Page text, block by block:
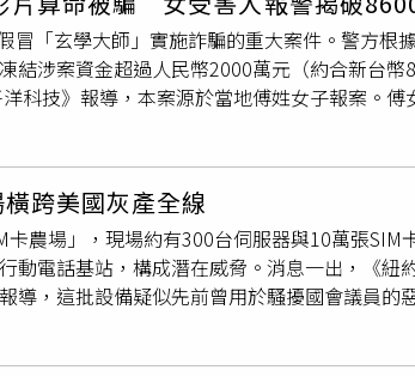
壞牢房鏡子與房門，並原定在11月初於巴黎北
理環境不「平靜」而被延期。其辯護律師卡
，並全力捍衛當事人的隱私與基本權益。巴黎
部分承認」參與了羅浮宮竊案。另有1名上週
步指出，這些嫌疑人的背景「與典型的有組織
，這一說法也引發媒體揣測。
該犯罪集團的「專業化」與「產業化」。李男
墓葬分布與地層特徵，白天參與保護性發掘或
搬運漢畫像石，常以撬具暴拆，造成不可逆
格堆滿漢畫像石；涉案青銅器最短半年內曾五
多次在徐州賈汪與山東棗莊帶隊盜掘。專案人
眼」，挖運為「土工」，踩線為「踩盤子」，
採地下或半地下方式，重要文物當場現金結清
沿途由特警護衛，長途不落腳旅館、不將文
點相繼完成。追繳量級被形容「一座中型博物
，李男以盜掘古墓葬罪、倒賣文物罪獲判有
疑人遭檢方提起公訴。
18世紀來自玻利維亞的金塊、1833年俄國沙皇
在澳洲發現、重達5公斤的巨型金塊，損失估
狀後，才驚覺珍藏失竊。警方獲報到場，陸續
竊賊於凌晨1時單獨潛入，約3小時後離開。調
仍在調查中，並未排除有其他同夥在逃。檢方
在追查上週日羅浮宮博物館發生的珠寶搶案，
冒「玄學大師」實施詐騙的重大案件。警方根
結涉案資金超過人民幣2000萬元（約合新台
科技》報導，本案源於當地傅姓女子報案。傅
微信帳號，開始參加線上課程。不久後對方聲
民幣1.98萬元（約合新台幣8.4萬元），對方
法消災」。所幸傅女在家人勸阻下報警，成功
則以「網路引流—詐騙話術—售後控制」三段式
製造恐慌，進而誘騙高額費用。9月11日，警
並查扣電腦、手機等涉案物品800餘件。行動
你算到自己今天會被抓嗎？」時，只能無奈苦
遭警方依法採取刑事強制措施。案件仍在進一
跨美國灰產全線
農場」，現場約有300台伺服器與10萬張SIM
動電話基站，構成潛在威脅。消息一出，《紐
導，這批設備疑似先前曾用於騷擾國會議員的
活動。不過資安研究員葛拉漢（Robert
，並指出這類裝置本質上屬於市面上可買到的